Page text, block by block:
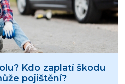
Kdo zaplatí škodu
pojištění?